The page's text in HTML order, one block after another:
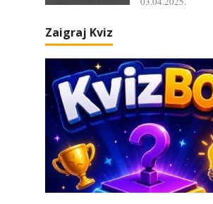
Zaigraj Kviz